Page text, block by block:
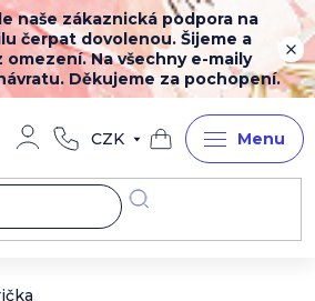
naše zákaznická podpora na
čerpat dovolenou. Šijeme a
Na všechny e-maily
Děkujeme za pochopení.
CZK
Nákupní
košík